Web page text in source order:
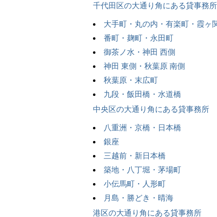
千代田区の大通り角にある貸事務所
大手町・丸の内・有楽町・霞ヶ
番町・麹町・永田町
御茶ノ水・神田 西側
神田 東側・秋葉原 南側
秋葉原・末広町
九段・飯田橋・水道橋
中央区の大通り角にある貸事務所
八重洲・京橋・日本橋
銀座
三越前・新日本橋
築地・八丁堀・茅場町
小伝馬町・人形町
月島・勝どき・晴海
港区の大通り角にある貸事務所